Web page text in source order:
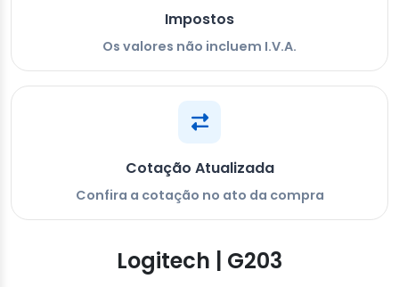
Impostos
Os valores não incluem I.V.A.
Cotação Atualizada
Confira a cotação no ato da compra
Logitech | G203